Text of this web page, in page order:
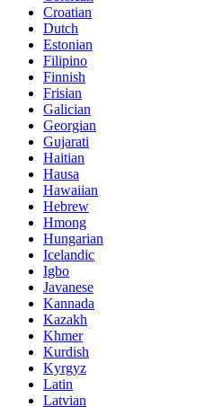
Croatian
Dutch
Estonian
Filipino
Finnish
Frisian
Galician
Georgian
Gujarati
Haitian
Hausa
Hawaiian
Hebrew
Hmong
Hungarian
Icelandic
Igbo
Javanese
Kannada
Kazakh
Khmer
Kurdish
Kyrgyz
Latin
Latvian